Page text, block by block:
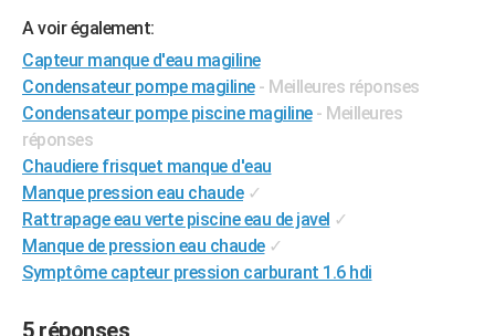
A voir également:
Capteur manque d'eau magiline
Condensateur pompe magiline - Meilleures réponses
Condensateur pompe piscine magiline - Meilleures
réponses
Chaudiere frisquet manque d'eau
Manque pression eau chaude ✓
Rattrapage eau verte piscine eau de javel ✓
Manque de pression eau chaude ✓
Symptôme capteur pression carburant 1.6 hdi